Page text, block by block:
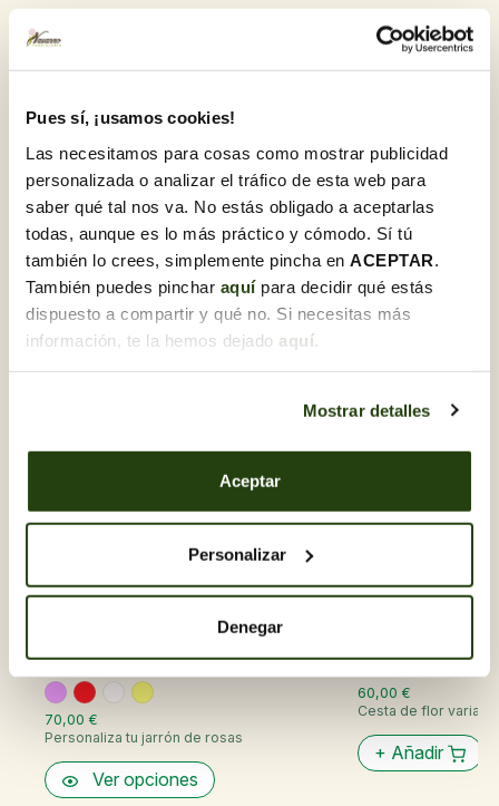
Pues sí, ¡usamos cookies!
Las necesitamos para cosas como mostrar publicidad
personalizada o analizar el tráfico de esta web para
saber qué tal nos va. No estás obligado a aceptarlas
todas, aunque es lo más práctico y cómodo. Sí tú
también lo crees, simplemente pincha en ACEPTAR
También puedes pinchar aquípara decidir qué estás
dispuesto a compartir y qué no. Si necesitas más
información, te la hemos dejado aquí
Mostrar detalles
Aceptar
Personalizar
Denegar
Detalles del producto
sencillo bouquet de 51 rosas rojas lleno de color. Todo
un acierto para cualquier fecha, con el que no dejarás de
sorprender.
Jarrón incluido. La base del producto puede variar según
disponibilidad.
Descubre otras Centros de
flores
70,00 €
Personaliza tu jarrón de rosas
Ver opciones
60,00 €
Cesta de flor variada
+ Añadir